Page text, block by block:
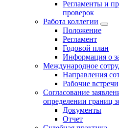
Регламенты и
проверок
Работа коллегии
Положение
Регламент
Годовой план
Информация о
Международное
Направления
Рабочие
Согласование
определении границ
Документы
Отчет